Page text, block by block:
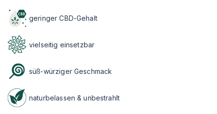
geringer CBD-Gehalt
vielseitig einsetzbar
süß-würziger Geschmack
naturbelassen & unbestrahlt